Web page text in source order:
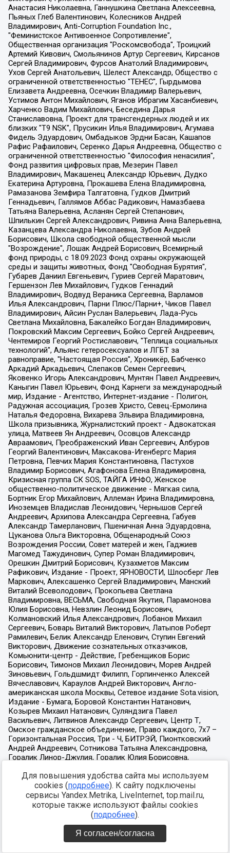
Для повышения удобства сайта мы используем
cookies (подробнее). К сайту подключены
сервисы Yandex.Metrika, LiveInternet, top.mail.ru,
которые также используют файлы cookies
(подробнее).
Я согласен/согласна